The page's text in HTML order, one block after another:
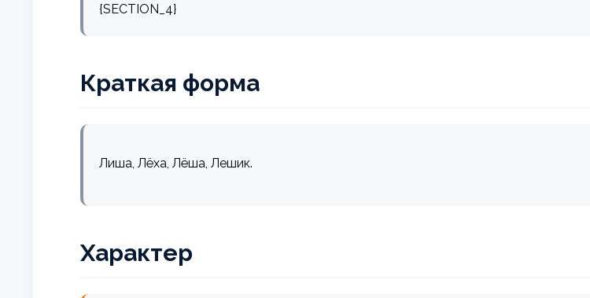
{SECTION_4}
Краткая форма
Лиша, Лёха, Лёша, Лешик.
Характер